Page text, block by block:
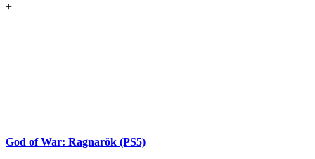
+
God of War: Ragnarök (PS5)